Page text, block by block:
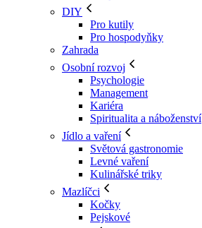
DIY
Pro kutily
Pro hospodyňky
Zahrada
Osobní rozvoj
Psychologie
Management
Kariéra
Spiritualita a náboženství
Jídlo a vaření
Světová gastronomie
Levné vaření
Kulinářské triky
Mazlíčci
Kočky
Pejskové